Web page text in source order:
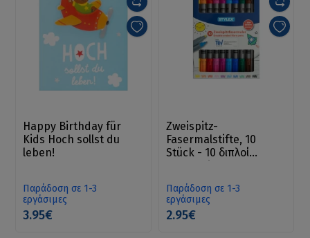
Happy Birthday für
Kids Hoch sollst du
leben!
Παράδοση σε 1-3
εργάσιμες
3.95€
Zweispitz-
Fasermalstifte, 10
Stück - 10 διπλοί
Παράδοση σε 1-3
εργάσιμες
2.95€